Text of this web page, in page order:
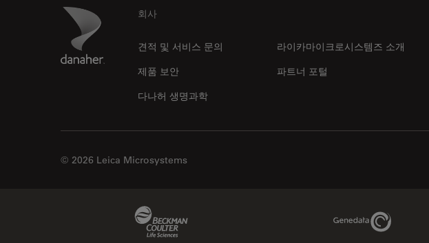
Danaher Logo 회사
견적 및 서비스 문의
라이카마이크로시스템즈 소개
제품 보안
파트너 포털
다나허 생명과학
© 2026 Leica Microsystems
Genedata Link